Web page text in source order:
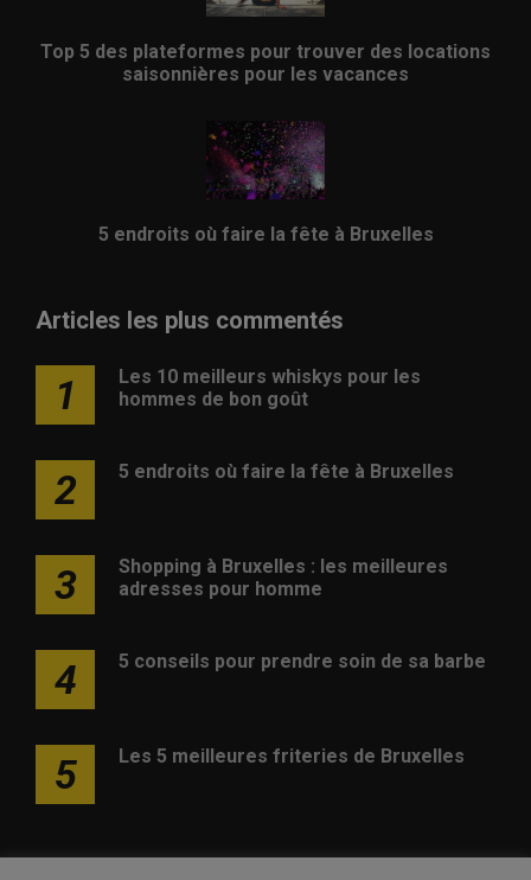
Top 5 des plateformes pour trouver des locations
saisonnières pour les vacances
5 endroits où faire la fête à Bruxelles
Articles les plus commentés
1
Les 10 meilleurs whiskys pour les
hommes de bon goût
2 5 endroits où faire la fête à Bruxelles
3
Shopping à Bruxelles : les meilleures
adresses pour homme
4 5 conseils pour prendre soin de sa barbe
5 Les 5 meilleures friteries de Bruxelles